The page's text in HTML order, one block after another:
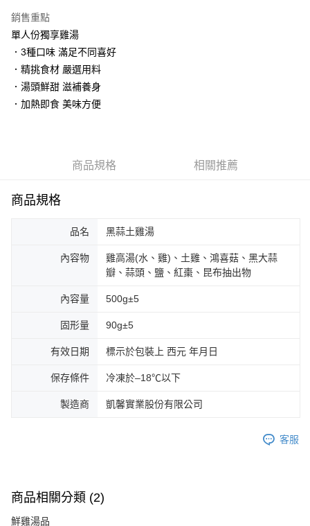
３．安心：先確認商品／服務後，再付款。
１．於結帳方式選擇「AFTEE先享後付」後，將跳轉至「AFTEE先享後付」
結帳頁面，進行簡訊認證並確認金額後，即可完成結帳。
２．訂單成立數日內，您將收到繳費通知簡訊。
３．收到繳費通知簡訊後14天內，點擊此簡訊中的連結，可透過四大超商／
ATM／網路銀行／等多元方式進行付款，方視為交易完成。
是否繳費成功／繳費後需取消欲退款等相關疑問，請聯繫「AFTEE先享後付
【注意事項】
易，需依本服務之必要範圍內提供個人資料，並將交易相關給付款項請求債
２．關於個人資料處理事宜，請瀏覽以下網址：
https://aftee.tw/terms/#terms3
「AFTEE先享後付」，若未經同意申辦者引起之損失，本公司不負相關責
４．使用「AFTEE先享後付」時，將依據個別帳號之用戶狀況，依本公司即
時審查核予不同之上限額度；若仍有額度不足之情形，本公司將視審查結果
５．嚴禁一人註冊多個帳號或使用他人資訊註冊。若發現惡意使用之情形，
冷凍宅配
每筆NT$190，滿NT$2,000(含以上)免運費
離島冷凍宅配
每筆NT$190，滿NT$2,000(含以上)免運費
銷售重點
單人份獨享雞湯
．3種口味 滿足不同喜好
．精挑食材 嚴選用料
．湯頭鮮甜 滋補養身
．加熱即食 美味方便
商品規格 相關推薦
商品規格
品名 黑蒜土雞湯
內容物
雞高湯(水、雞)、土雞、鴻喜菇、黑大蒜
瓣、蒜頭、鹽、紅棗、昆布抽出物
內容量 500g±5
固形量 90g±5
有效日期 標示於包裝上 西元 年月日
保存條件 冷凍於–18℃以下
製造商 凱馨實業股份有限公司
客服
商品相關分類 (2)
鮮雞湯品